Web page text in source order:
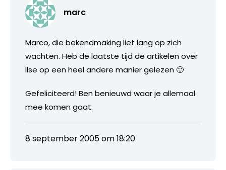
marc
Marco, die bekendmaking liet lang op zich
wachten. Heb de laatste tijd de artikelen over
Ilse op een heel andere manier gelezen 🙂
Gefeliciteerd! Ben benieuwd waar je allemaal
mee komen gaat.
8 september 2005 om 18:20